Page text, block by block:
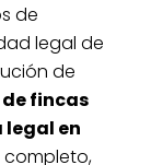
de
legal de
de
fincas
legal en
completo,